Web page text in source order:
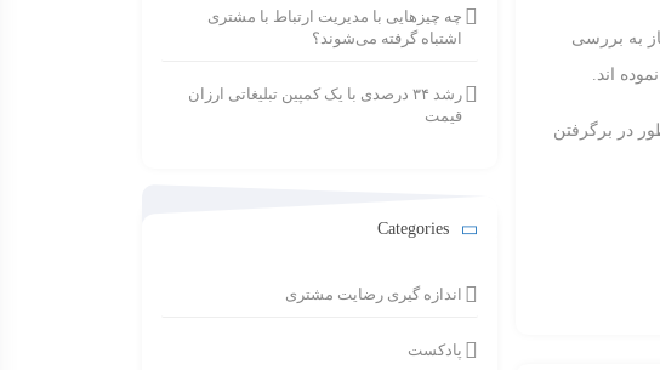
به بررسی
اند.
در برگرفتن
چه چیزهایی با مدیریت ارتباط با مشتری
اشتباه گرفته می‌شوند؟
رشد ۳۴ درصدی با یک کمپین تبلیغاتی ارزان
قیمت
Categories
اندازه گیری رضایت مشتری
پادکست